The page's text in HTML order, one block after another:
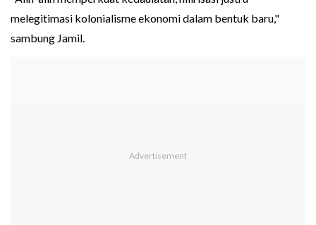
melegitimasi kolonialisme ekonomi dalam bentuk baru,"
sambung Jamil.